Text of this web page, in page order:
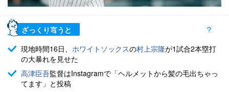
ざっくり言うと
現地時間16日、 ホワイトソックスの村上宗隆が1試合2本塁打
の大暴れを見せた
高津臣吾監督はInstagramで「ヘルメットから髪の毛出ちゃっ
てます」と投稿